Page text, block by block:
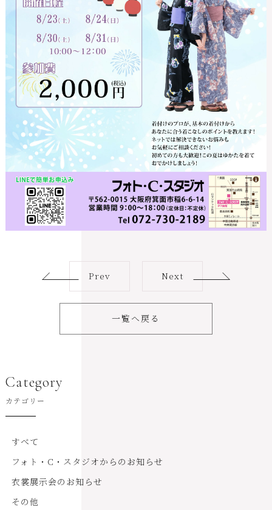
Prev
一覧へ戻る
Next
Category
カテゴリー
すべて
フォト・C・スタジオからのお知らせ
衣裳展示会のお知らせ
その他